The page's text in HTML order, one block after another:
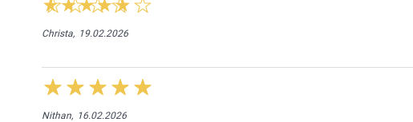
Christa, 19.02.2026
Nithan, 16.02.2026